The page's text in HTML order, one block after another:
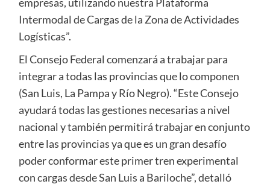
empresas, utilizando nuestra Plataforma
Intermodal de Cargas de la Zona de Actividades
Logísticas”.
El Consejo Federal comenzará a trabajar para
integrar a todas las provincias que lo componen
(San Luis, La Pampa y Río Negro). “Este Consejo
ayudará todas las gestiones necesarias a nivel
nacional y también permitirá trabajar en conjunto
entre las provincias ya que es un gran desafío
poder conformar este primer tren experimental
con cargas desde San Luis a Bariloche”, detalló